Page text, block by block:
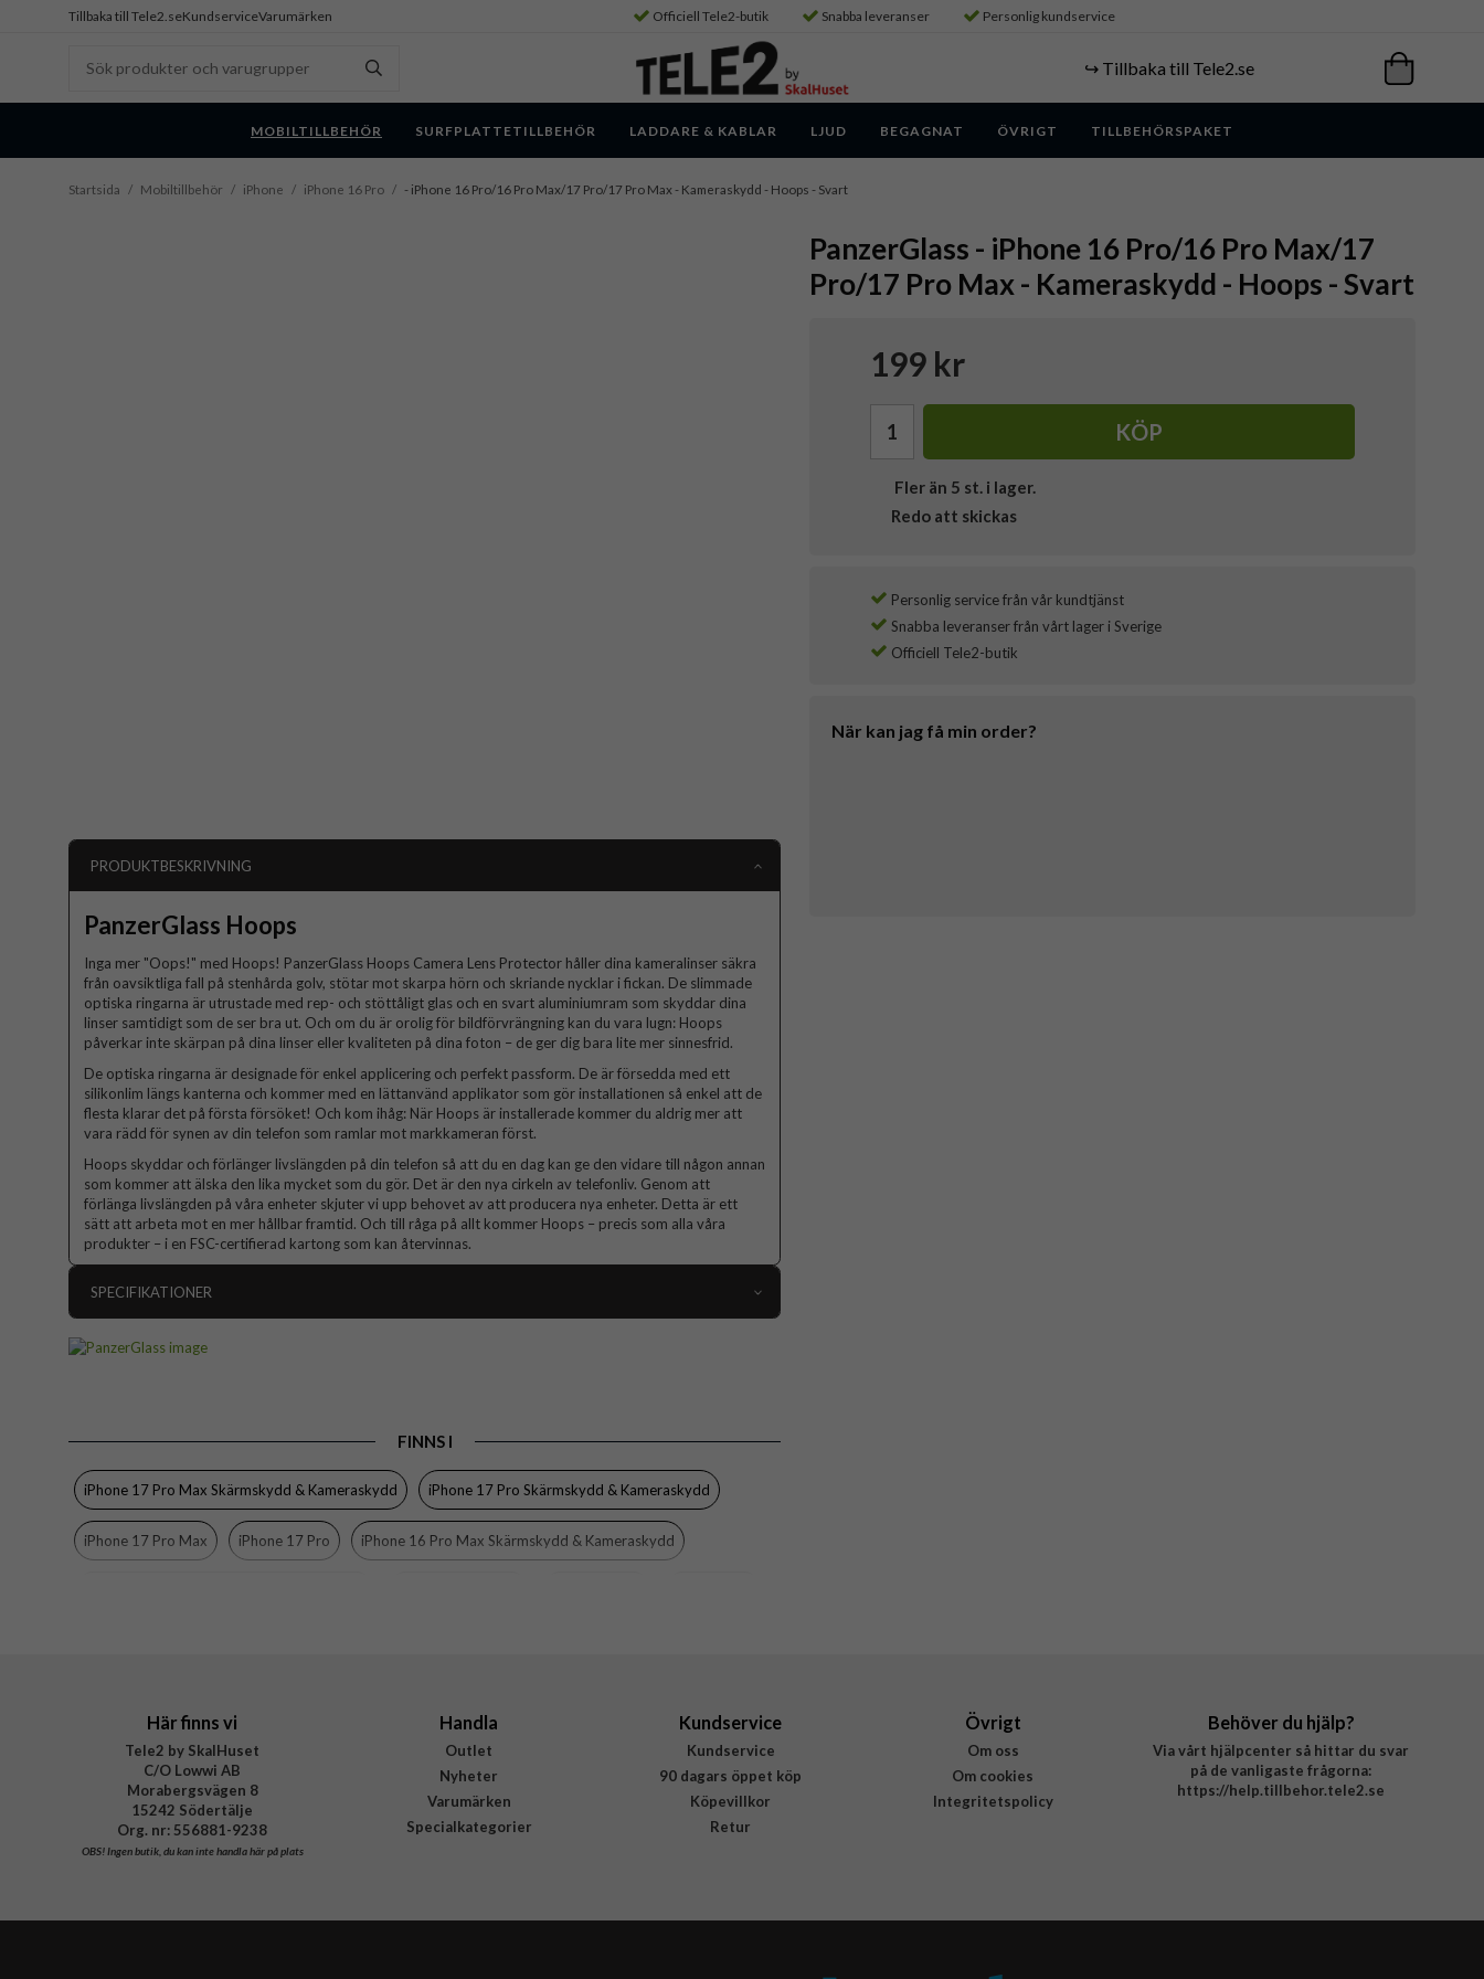
Tillbaka till Tele2.seKundserviceVarumärken Officiell Tele2-butik Snabba leveranser Personlig kundservice
↪️ Tillbaka till Tele2.se
MOBILTILLBEHÖR SURFPLATTETILLBEHÖR LADDARE & KABLAR LJUD BEGAGNAT ÖVRIGT TILLBEHÖRSPAKET
Startsida / Mobiltillbehör / iPhone / iPhone 16 Pro / - iPhone 16 Pro/16 Pro Max/17 Pro/17 Pro Max - Kameraskydd - Hoops - Svart
PanzerGlass - iPhone 16 Pro/16 Pro Max/17
Pro/17 Pro Max - Kameraskydd - Hoops - Svart
199 kr
KÖP
Fler än 5 st. i lager.
Redo att skickas
Personlig service från vår kundtjänst
Snabba leveranser från vårt lager i Sverige
Officiell Tele2-butik
När kan jag få min order?
PRODUKTBESKRIVNING
PanzerGlass Hoops
Inga mer "Oops!" med Hoops! PanzerGlass Hoops Camera Lens Protector håller dina kameralinser säkra
från oavsiktliga fall på stenhårda golv, stötar mot skarpa hörn och skriande nycklar i fickan. De slimmade
optiska ringarna är utrustade med rep- och stöttåligt glas och en svart aluminiumram som skyddar dina
linser samtidigt som de ser bra ut. Och om du är orolig för bildförvrängning kan du vara lugn: Hoops
påverkar inte skärpan på dina linser eller kvaliteten på dina foton – de ger dig bara lite mer sinnesfrid.
De optiska ringarna är designade för enkel applicering och perfekt passform. De är försedda med ett
silikonlim längs kanterna och kommer med en lättanvänd applikator som gör installationen så enkel att de
flesta klarar det på första försöket! Och kom ihåg: När Hoops är installerade kommer du aldrig mer att
vara rädd för synen av din telefon som ramlar mot markkameran först.
Hoops skyddar och förlänger livslängden på din telefon så att du en dag kan ge den vidare till någon annan
som kommer att älska den lika mycket som du gör. Det är den nya cirkeln av telefonliv. Genom att
förlänga livslängden på våra enheter skjuter vi upp behovet av att producera nya enheter. Detta är ett
sätt att arbeta mot en mer hållbar framtid. Och till råga på allt kommer Hoops – precis som alla våra
produkter – i en FSC-certifierad kartong som kan återvinnas.
SPECIFIKATIONER
Egenskaper
Case friendly
Färg
Genomskinlig, Svart
Material
Härdat glas
Varumärke
PanzerGlass
FINNS I
iPhone 17 Pro Max Skärmskydd & Kameraskydd iPhone 17 Pro Skärmskydd & Kameraskydd
iPhone 17 Pro Max iPhone 17 Pro iPhone 16 Pro Max Skärmskydd & Kameraskydd
Här finns vi
Tele2 by SkalHuset
C/O Lowwi AB
Morabergsvägen 8
15242 Södertälje
Org. nr: 556881-9238
OBS!Ingen butik, du kan inte handla här på plats
Handla
Outlet
Nyheter
Varumärken
Specialkategorier
Kundservice
Kundservice
90 dagars öppet köp
Köpevillkor
Retur
Övrigt
Om oss
Om cookies
Integritetspolicy
Behöver du hjälp?
Via vårt hjälpcenter så hittar du svar
på de vanligaste frågorna:
https://help.tillbehor.tele2.se